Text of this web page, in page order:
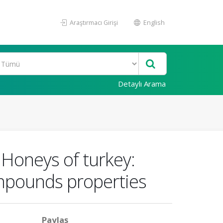
Araştırmacı Girişi English
Detaylı Arama
of turkey:
properties
Paylaş